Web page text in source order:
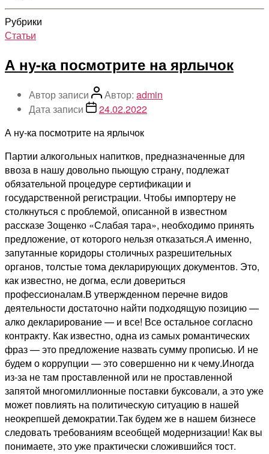
Рубрики
Статьи
А ну-ка посмотрите на ярлычок
Автор записи Автор: admin
Дата записи
24.02.2022
А ну-ка посмотрите на ярлычок
Партии алкогольных напитков, предназначенные для
ввоза в нашу довольно пьющую страну, подлежат
обязательной процедуре сертификации и
государственной регистрации. Чтобы импортеру не
столкнуться с проблемой, описанной в известном
рассказе Зощенко «Слабая тара», необходимо принять
предложение, от которого нельзя отказаться.А именно,
запутанные коридоры столичных разрешительных
органов, толстые тома декларирующих документов. Это,
как известно, не догма, если довериться
профессионалам.В утвержденном перечне видов
деятельности достаточно найти подходящую позицию —
алко декларирование — и все! Все остальное согласно
контракту. Как известно, одна из самых романтических
фраз — это предложение назвать сумму прописью. И не
будем о коррупции — это совершенно ни к чему.Иногда
из-за не там проставленной или не проставленной
запятой многомиллионные поставки буксовали, а это уже
может повлиять на политическую ситуацию в нашей
неокрепшей демократии.Так будем же в нашем бизнесе
следовать требованиям всеобщей модернизации! Как вы
понимаете, это уже практически сложившийся тост.